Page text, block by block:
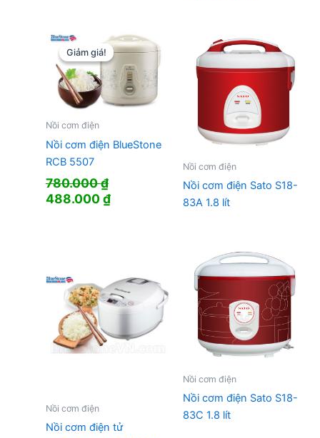
1.250.000 ₫.là:
1.020.000
Giảm giá!
Giảm giá!
Nồi cơm điện
Nồi cơm điện BlueStone
RCB 5507
780.000₫
Giá
488.000₫Giá
Nồi cơm điện
Nồi cơm điện Sato S18-
83A 1.8 lít
Nồi cơm điện
Nồi cơm điện tử
Nồi cơm điện
Nồi cơm điện Sato S18-
83C 1.8 lít